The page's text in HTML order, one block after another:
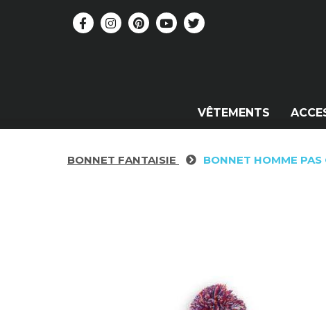
VÊTEMENTS
BONNET FANTAISIE BONNET HOMME PAS